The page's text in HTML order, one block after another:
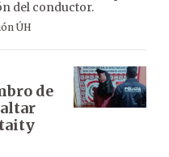
del conductor.
ÚH
de